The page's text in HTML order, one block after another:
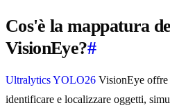
Cos'è la mappatura
VisionEye?#
Ultralytics YOLO26 VisionEye offre
identificare e localizzare oggetti,